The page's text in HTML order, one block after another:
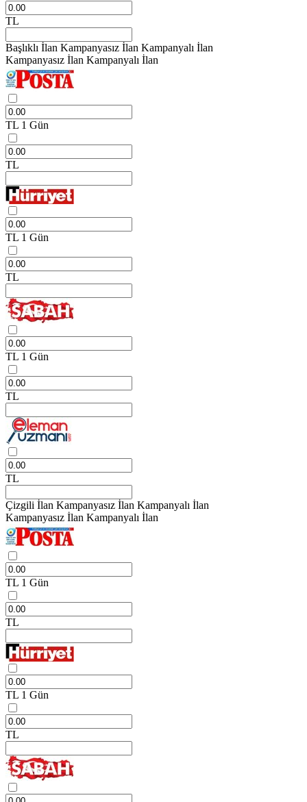
TL
Başlıklı İlan Kampanyasız İlan Kampanyalı İlan
Kampanyasız İlan Kampanyalı İlan
TL 1 Gün
TL
TL 1 Gün
TL
TL 1 Gün
TL
TL
Çizgili İlan Kampanyasız İlan Kampanyalı İlan
Kampanyasız İlan Kampanyalı İlan
TL 1 Gün
TL
TL 1 Gün
TL